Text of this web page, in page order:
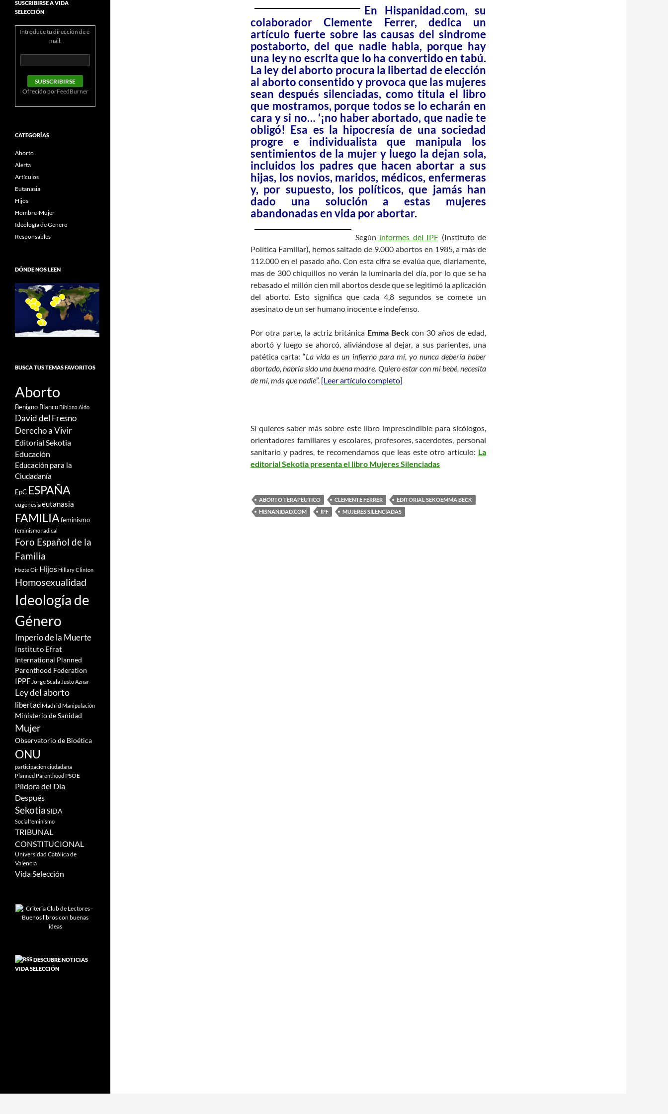
En Hispanidad.com, su
colaborador Clemente Ferrer, dedica un
artículo fuerte sobre las causas del sindrome
postaborto, del que nadie habla, porque hay
una ley no escrita que lo ha convertido en tabú.
La ley del aborto procura la libertad de elección
al aborto consentido y provoca que las mujeres
sean después silenciadas, como titula el libro
que mostramos, porque todos se lo echarán en
cara y si no… ‘¡no haber abortado, que nadie te
obligó! Esa es la hipocresía de una sociedad
progre e individualista que manipula los
sentimientos de la mujer y luego la dejan sola,
incluidos los padres que hacen abortar a sus
hijas, los novios, maridos, médicos, enfermeras
y, por supuesto, los políticos, que jamás han
dado una solución a estas mujeres
abandonadas en vida por abortar.
Según informes del IPF (Instituto de
Política Familiar), hemos saltado de 9.000 abortos en 1985, a más de
112.000 en el pasado año. Con esta cifra se evalúa que, diariamente,
mas de 300 chiquillos no verán la luminaria del día, por lo que se ha
rebasado el millón cien mil abortos desde que se legitimó la aplicación
del aborto. Esto significa que cada 4,8 segundos se comete un
asesinato de un ser humano inocente e indefenso.
Por otra parte, la actriz británica Emma Beck con 30 años de edad,
abortó y luego se ahorcó, aliviándose al dejar, a sus parientes, una
patética carta: “La vida es un infierno para mí, yo nunca debería haber
abortado, habría sido una buena madre. Quiero estar con mi bebé, necesita
de mí, más que nadie”. [Leer artículo completo]
Si quieres saber más sobre este libro imprescindible para sicólogos,
orientadores familiares y escolares, profesores, sacerdotes, personal
sanitario y padres, te recomendamos que leas este otro artículo: La
editorial Sekotia presenta el libro Mujeres Silenciadas
ABORTO TERAPEUTICO CLEMENTE FERRER
EDITORIAL SEKOEMMA BECK
HISNANIDAD.COM
IPF MUJERES SILENCIADAS
SUSCRIBIRSE A VIDA
SELECCIÓN
Introduce tu dirección de e-
mail:
Ofrecido porFeedBurner
CATEGORÍAS
Aborto
Alerta
Artículos
Eutanasia
Hijos
Hombre-Mujer
Ideología de Género
Responsables
DÓNDE NOS LEEN
BUSCA TUS TEMAS FAVORITOS
Aborto
Benigno Blanco Bibiana Aido
David del Fresno
Derecho a Vivir
Editorial Sekotia
Educación
Educación para la
Ciudadanía
EpC ESPAÑA
eugenesiaeutanasia
FAMILIAfeminismo
feminismo radical
Foro Español de la
Familia
Hazte Oir Hijos Hillary Clinton
Homosexualidad
Ideología de
Género
Imperio de la Muerte
Instituto Efrat
International Planned
Parenthood Federation
IPPFJorge Scala Justo Aznar
Ley del aborto
libertad Madrid Manipulación
Ministerio de Sanidad
Mujer
Observatorio de Bioética
ONU
participación ciudadana
Planned Parenthood PSOE
Píldora del Dia
Después
SekotiaSIDA
Socialfeminismo
TRIBUNAL
CONSTITUCIONAL
Universidad Católica de
Valencia
Vida Selección
DESCUBRE NOTICIAS
VIDA SELECCIÓN